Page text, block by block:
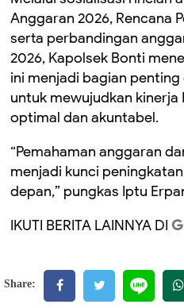
Anggaran 2026, Rencana
serta perbandingan
2026, Kapolsek Bonti
ini menjadi bagian
untuk mewujudkan kinerja
optimal dan akuntabel.
“Pemahaman anggaran
menjadi kunci
depan,” pungkas Iptu
IKUTI BERITA LAINNYA DI
Share: